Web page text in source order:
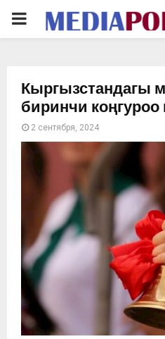
PRIMARY
Кыргызстандагы
биринчи
2 сентября, 2024